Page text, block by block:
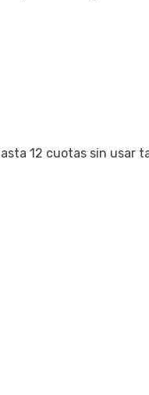
12 cuotas sin usar